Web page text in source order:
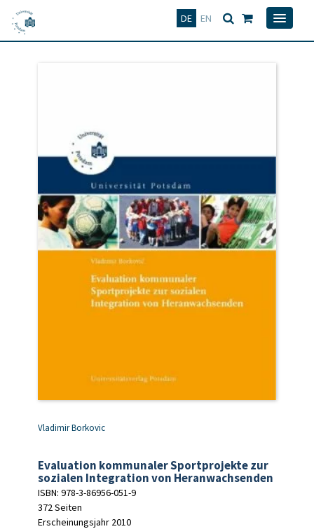
DE EN
Deutsch
Vladimir Borkovic
Evaluation kommunaler Sportprojekte zur
sozialen Integration von Heranwachsenden
ISBN: 978-3-86956-051-9
372 Seiten
Erscheinungsjahr 2010